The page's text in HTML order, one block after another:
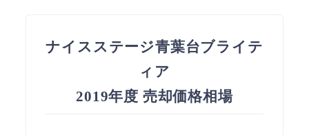
ナイスステージ青葉台ブライテ
ィア
2019年度 売却価格相場